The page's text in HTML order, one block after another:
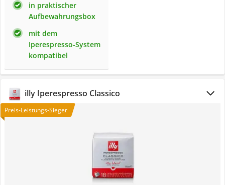
in praktischer
Aufbewahrungsbox
mit dem
Iperespresso-System
kompatibel
illy Iperespresso Classico
Preis-Leistungs-Sieger